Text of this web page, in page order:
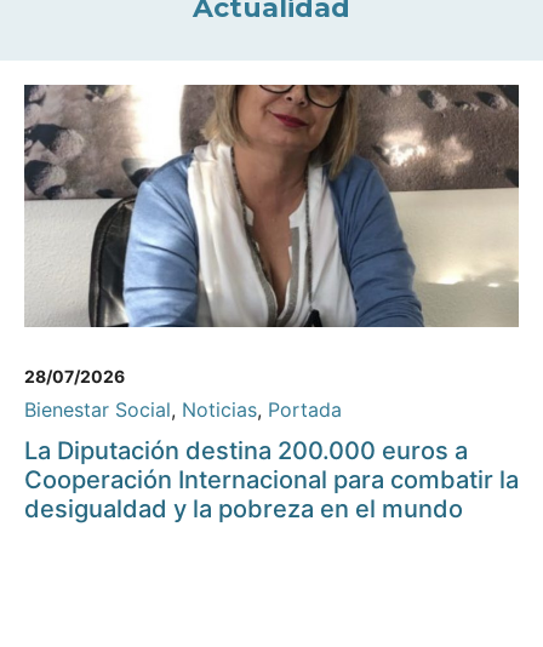
Actualidad
28/07/2026
Bienestar Social, Noticias, Portada
La Diputación destina 200.000 euros a
Cooperación Internacional para combatir la
desigualdad y la pobreza en el mundo